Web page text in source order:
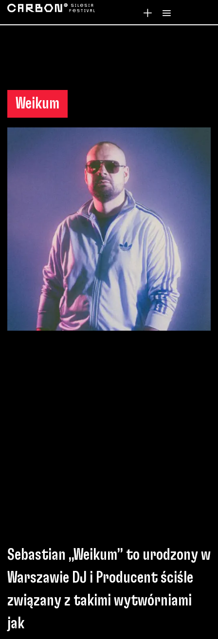
Weikum
Sebastian „Weikum” to urodzony w
Warszawie DJ i Producent ściśle
związany z takimi wytwórniami
jak